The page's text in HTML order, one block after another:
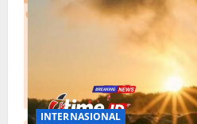
INTERNASIONAL